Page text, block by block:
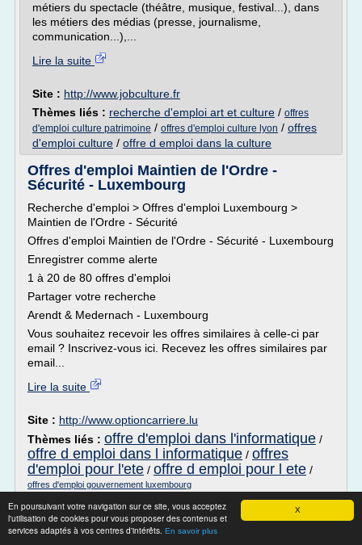
X
En poursuivant votre navigation sur ce site, vous acceptez
l'utilisation de cookies pour vous proposer des contenus et
services adaptés à vos centres d'intérêts. En savoir plus
métiers du spectacle (théâtre, musique, festival...), dans
les métiers des médias (presse, journalisme,
communication...),...
Lire la suite
Site : http://www.jobculture.fr
Thèmes liés : recherche d'emploi art et culture / offres
d'emploi culture patrimoine / offres d'emploi culture lyon / offres
d'emploi culture / offre d emploi dans la culture
Offres d'emploi Maintien de l'Ordre -
Sécurité - Luxembourg
Recherche d'emploi > Offres d'emploi Luxembourg >
Maintien de l'Ordre - Sécurité
Offres d'emploi Maintien de l'Ordre - Sécurité - Luxembourg
Enregistrer comme alerte
1 à 20 de 80 offres d'emploi
Partager votre recherche
Arendt & Medernach - Luxembourg
Vous souhaitez recevoir les offres similaires à celle-ci par
email ? Inscrivez-vous ici. Recevez les offres similaires par
email...
Lire la suite
Site : http://www.optioncarriere.lu
Thèmes liés : offre d'emploi dans l'informatique /
offre d emploi dans l informatique / offres
d'emploi pour l'ete / offre d emploi pour l ete /
offres d'emploi gouvernement luxembourg
Métiers de la logistique | Emploi & CV
logisticiens